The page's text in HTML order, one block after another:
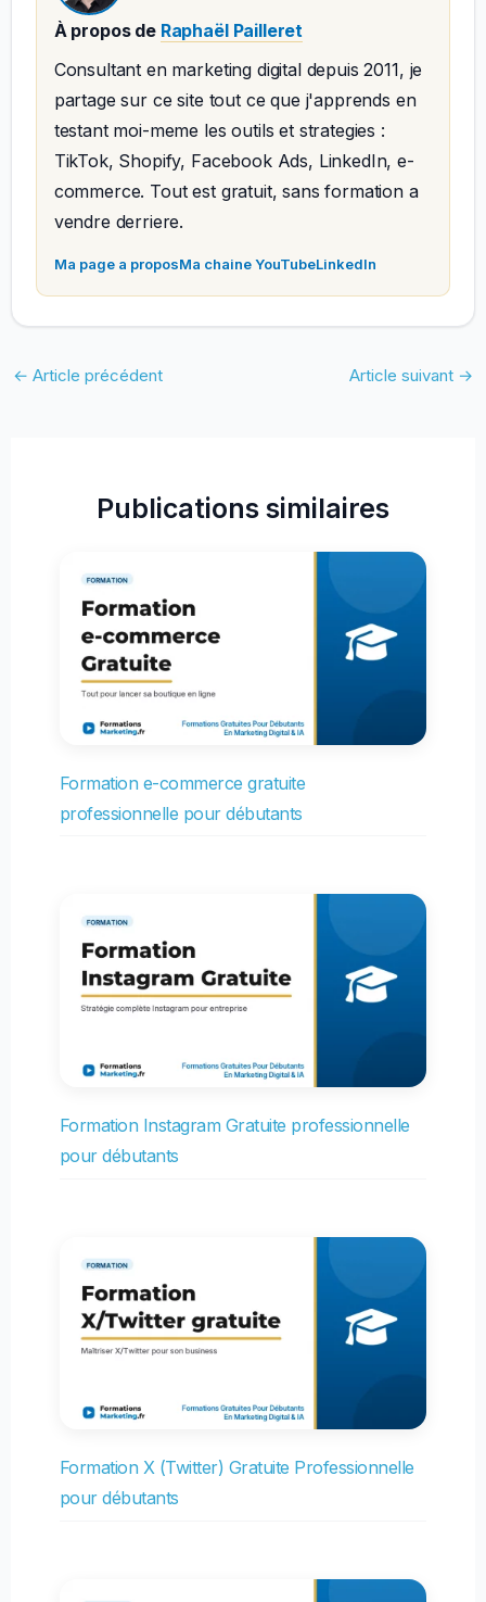
À propos de Raphaël Pailleret
Consultant en marketing digital depuis 2011, je
partage sur ce site tout ce que j'apprends en
testant moi-meme les outils et strategies :
TikTok, Shopify, Facebook Ads, LinkedIn, e-
commerce. Tout est gratuit, sans formation a
vendre derriere.
Ma page a proposMa chaine YouTubeLinkedIn
← Article précédent Article suivant →
Publications similaires
Formation e-commerce gratuite
professionnelle pour débutants
Formation Instagram Gratuite professionnelle
pour débutants
Formation X (Twitter) Gratuite Professionnelle
pour débutants